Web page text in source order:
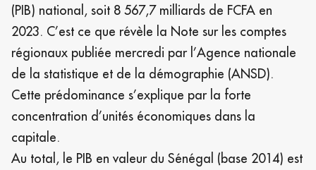
(PIB) national, soit 8 567,7 milliards de FCFA en
2023. C’est ce que révèle la Note sur les comptes
régionaux publiée mercredi par l’Agence nationale
de la statistique et de la démographie (ANSD).
Cette prédominance s’explique par la forte
concentration d’unités économiques dans la
capitale.
Au total, le PIB en valeur du Sénégal (base 2014) est